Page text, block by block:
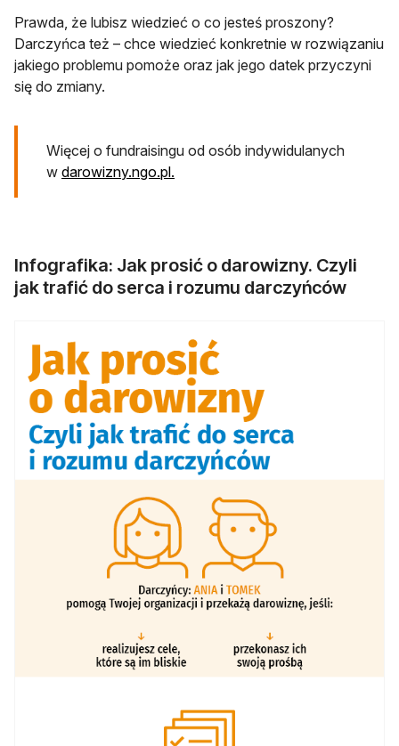
Prawda, że lubisz wiedzieć o co jesteś proszony?
Darczyńca też – chce wiedzieć konkretnie w rozwiązaniu
jakiego problemu pomoże oraz jak jego datek przyczyni
się do zmiany.
Więcej o fundraisingu od osób indywidulanych
w darowizny.ngo.pl.
Infografika: Jak prosić o darowizny. Czyli
jak trafić do serca i rozumu darczyńców